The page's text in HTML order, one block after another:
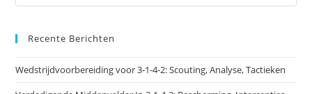
Recente Berichten
Wedstrijdvoorbereiding voor 3-1-4-2: Scouting, Analyse, Tactieken